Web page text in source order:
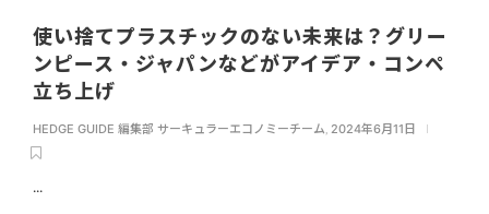
使い捨てプラスチックのない未来は？グリー
ンピース・ジャパンなどがアイデア・コンペ
立ち上げ
HEDGE GUIDE 編集部 サーキュラーエコノミーチーム, 2024年6月11日
...